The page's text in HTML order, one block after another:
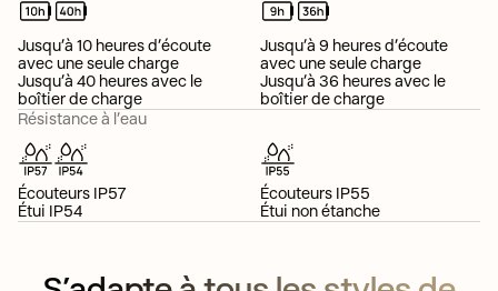
Jusqu’à 10 heures d’écoute
avec une seule charge
Jusqu’à 40 heures avec le
boîtier de charge
Résistance à l’eau
Écouteurs IP57
Étui IP54
Jusqu’à 9 heures d’écoute
avec une seule charge
Jusqu’à 36 heures avec le
boîtier de charge
Écouteurs IP55
Étui non étanche